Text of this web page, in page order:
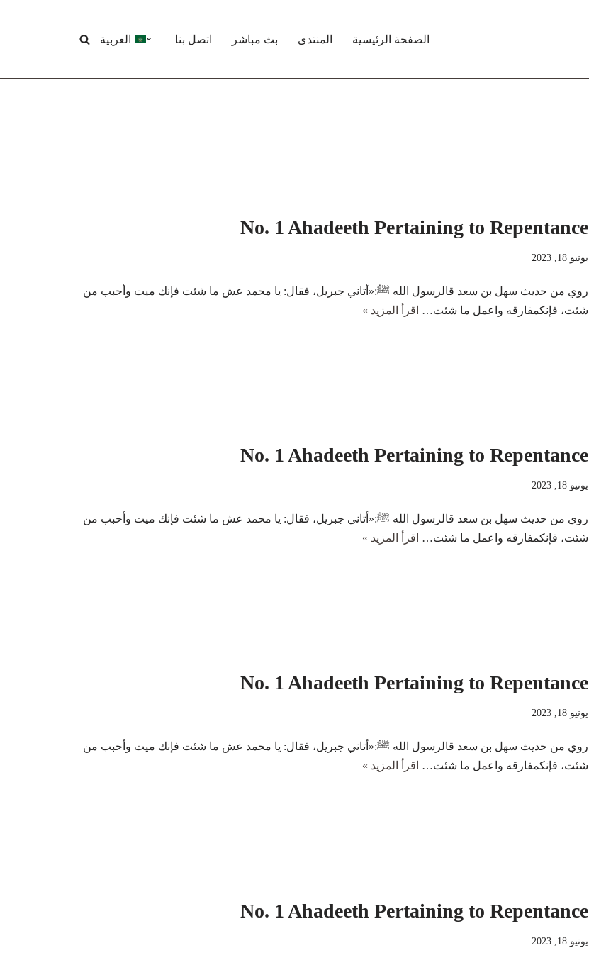
الصفحة الرئيسية المنتدى بث مباشر اتصل بنا العربية
No. 1 Ahadeeth Pertaining to Repentance
يونيو 18, 2023
روي من حديث سهل بن سعد قالرسول الله ﷺ:«أتاني جبريل، فقال: يا محمد عش ما شئت فإنك ميت وأحبب من
شئت، فإنكمفارقه واعمل ما شئت… اقرأ المزيد »
No. 1 Ahadeeth Pertaining to Repentance
يونيو 18, 2023
روي من حديث سهل بن سعد قالرسول الله ﷺ:«أتاني جبريل، فقال: يا محمد عش ما شئت فإنك ميت وأحبب من
شئت، فإنكمفارقه واعمل ما شئت… اقرأ المزيد »
No. 1 Ahadeeth Pertaining to Repentance
يونيو 18, 2023
روي من حديث سهل بن سعد قالرسول الله ﷺ:«أتاني جبريل، فقال: يا محمد عش ما شئت فإنك ميت وأحبب من
شئت، فإنكمفارقه واعمل ما شئت… اقرأ المزيد »
No. 1 Ahadeeth Pertaining to Repentance
يونيو 18, 2023